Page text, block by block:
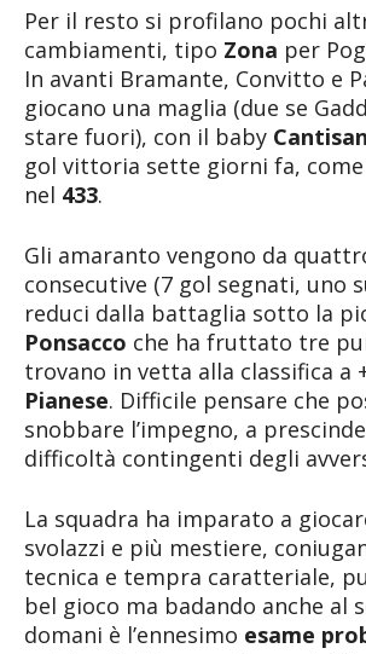
Per il resto si profilano pochi
cambiamenti, tipo Zona per
In avanti Bramante, Convitto e
giocano una maglia (due se
stare fuori), con il baby
gol vittoria sette giorni fa,
nel 433.
Gli amaranto vengono da
consecutive (7 gol segnati, uno
reduci dalla battaglia sotto la
Ponsacco che ha fruttato tre
trovano in vetta alla classifica a
Pianese. Difficile pensare che
snobbare l’impegno, a
difficoltà contingenti degli
La squadra ha imparato a
svolazzi e più mestiere,
tecnica e tempra caratteriale,
bel gioco ma badando anche al
domani è l’ennesimo esame